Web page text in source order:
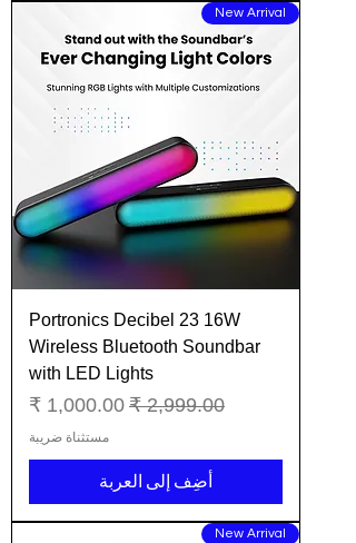
New Arrival
Portronics Decibel 23 16W
Wireless Bluetooth Soundbar
with LED Lights
سعر عادي سعر البيع
مستثناة ضريبة
أضِف إلى العربة
New Arrival